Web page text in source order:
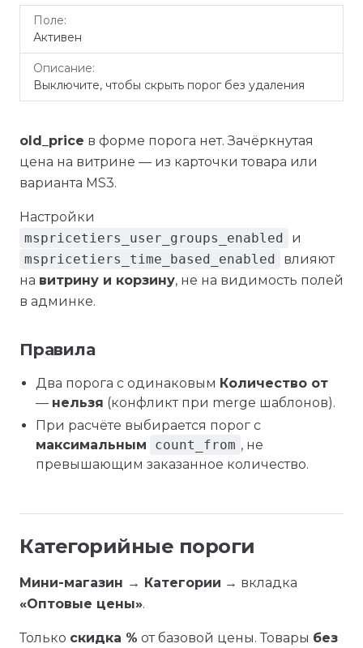
Активен
Выключите, чтобы скрыть порог без удаления
old_price в форме порога нет. Зачёркнутая
цена на витрине — из карточки товара или
варианта MS3.
Настройки
mspricetiers_user_groups_enabled
и
mspricetiers_time_based_enabled
влияют
на витрину и корзину, не на видимость полей
в админке.
Правила
Два порога с одинаковым Количество от
— нельзя (конфликт при merge шаблонов).
При расчёте выбирается порог с
максимальным
count_from , не
превышающим заказанное количество.
Категорийные пороги
Мини-магазин → Категории → вкладка
«Оптовые цены».
Только скидка % от базовой цены. Товары без